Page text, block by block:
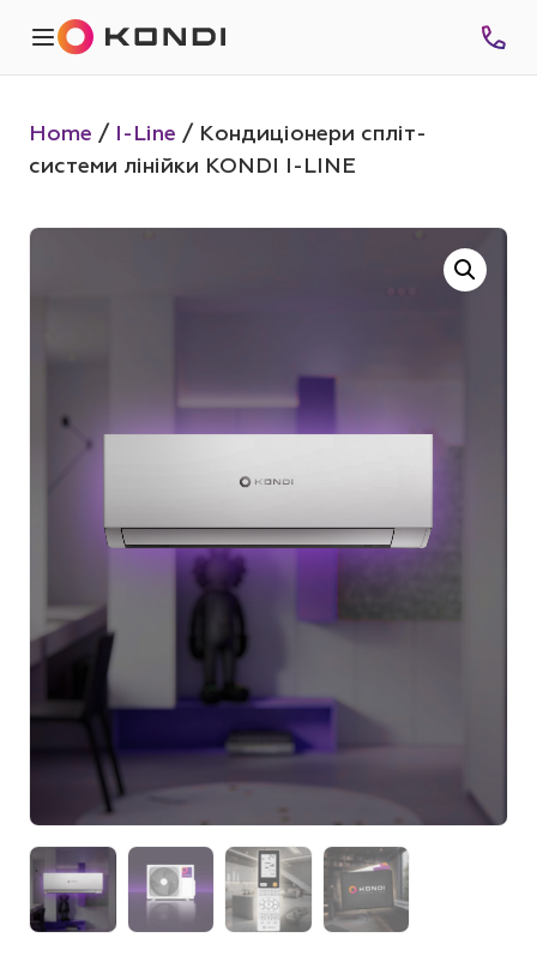
Home / I-Line / Кондиціонери спліт-
системи лінійки KONDI I-LINE